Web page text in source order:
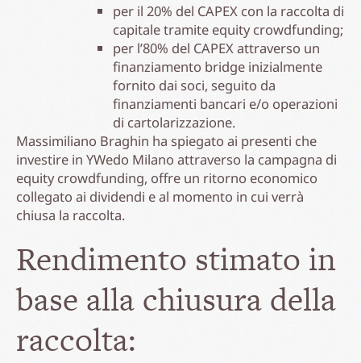
per il 20% del CAPEX con la raccolta di
capitale tramite equity crowdfunding;
per l’80% del CAPEX attraverso un
finanziamento bridge inizialmente
fornito dai soci, seguito da
finanziamenti bancari e/o operazioni
di cartolarizzazione.
Massimiliano Braghin ha spiegato ai presenti che
investire in YWedo Milano attraverso la campagna di
equity crowdfunding, offre un ritorno economico
collegato ai dividendi e al momento in cui verrà
chiusa la raccolta.
Rendimento stimato in
base alla chiusura della
raccolta: